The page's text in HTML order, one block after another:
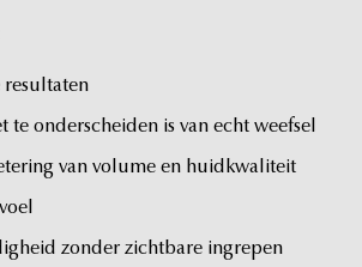
resultaten
te onderscheiden is van echt weefsel
van volume en huidkwaliteit
zonder zichtbare ingrepen